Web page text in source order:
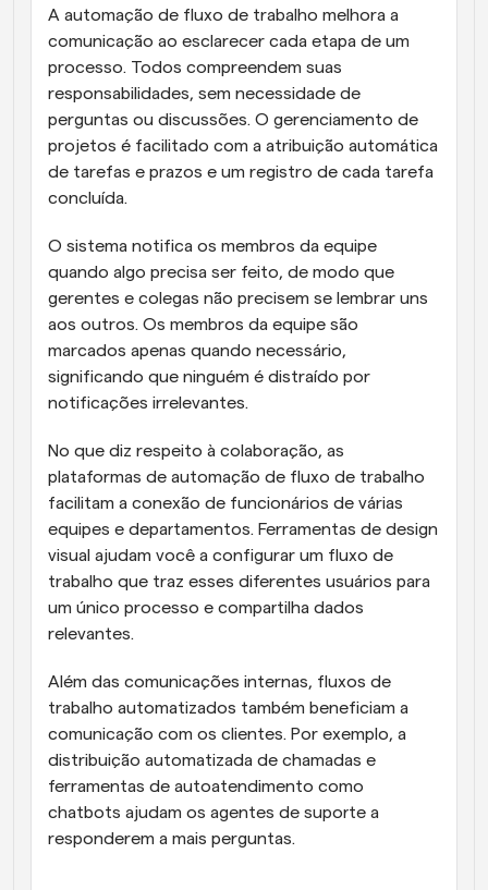
A automação de fluxo de trabalho melhora a
comunicação ao esclarecer cada etapa de um
processo. Todos compreendem suas
responsabilidades, sem necessidade de
perguntas ou discussões. O gerenciamento de
projetos é facilitado com a atribuição automática
de tarefas e prazos e um registro de cada tarefa
concluída.
O sistema notifica os membros da equipe
quando algo precisa ser feito, de modo que
gerentes e colegas não precisem se lembrar uns
aos outros. Os membros da equipe são
marcados apenas quando necessário,
significando que ninguém é distraído por
notificações irrelevantes.
No que diz respeito à colaboração, as
plataformas de automação de fluxo de trabalho
facilitam a conexão de funcionários de várias
equipes e departamentos. Ferramentas de design
visual ajudam você a configurar um fluxo de
trabalho que traz esses diferentes usuários para
um único processo e compartilha dados
relevantes.
Além das comunicações internas, fluxos de
trabalho automatizados também beneficiam a
comunicação com os clientes. Por exemplo, a
distribuição automatizada de chamadas e
ferramentas de autoatendimento como
chatbots ajudam os agentes de suporte a
responderem a mais perguntas.